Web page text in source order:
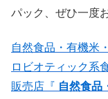
パック、ぜひ一度
自然食品・有機米
ロビオティック系
販売店『 自然食品